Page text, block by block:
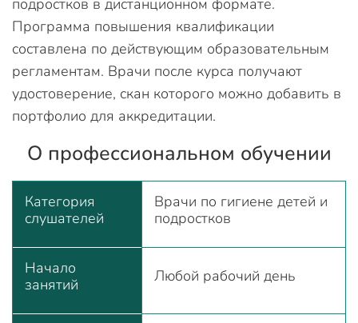
Программа повышения квалификации
составлена по действующим образовательным
регламентам. Врачи после курса получают
удостоверение, скан которого можно добавить в
портфолио для аккредитации.
О профессиональном обучении
Категория
слушателей
Врачи по гигиене детей и
подростков
Начало
занятий
Любой рабочий день